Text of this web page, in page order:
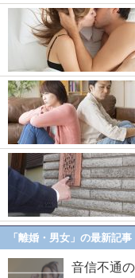
「離婚・男女」の最新記事
音信不通